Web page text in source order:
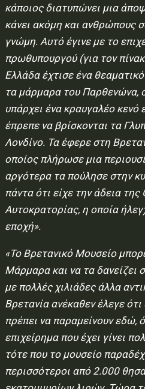
κάποιος διατυπώνει μια
κάνει ακόμη και ανθρώπους
γνώμη. Αυτό έγινε με το
πρωθυπουργού (για τον
Ελλάδα έχτισε ένα
τα μάρμαρα του Παρθενώνα,
υπάρχει ένα κραυγαλέο κενό
έπρεπε να βρίσκονται τα
Λονδίνο. Τα έφερε στη
οποίος πλήρωσε μια
αργότερα τα πούλησε στην
πάντα ότι είχε την άδεια
Αυτοκρατορίας, η οποία
εποχή».
«Το Βρετανικό Μουσείο
Μάρμαρα και να τα δανείζει
με πολλές χιλιάδες άλλα
Βρετανία ανέκαθεν έλεγε
πρέπει να παραμείνουν εδώ,
επιχείρημα που έχει γίνει
τότε που το μουσείο
περισσότεροι από 2.000